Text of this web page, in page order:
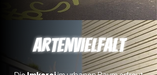
Artenvielfalt